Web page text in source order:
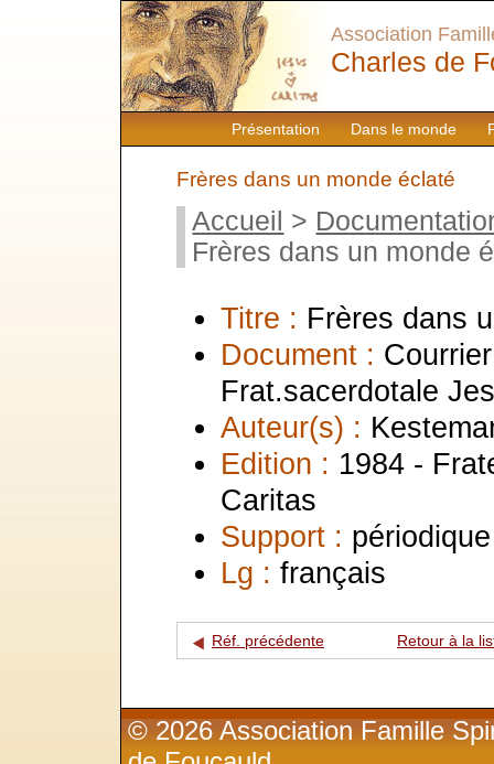
Présentation Dans le monde
Association
Charles de
Frères dans un monde éclaté
Accueil >
Frères dans un monde
Titre : Frères dans
Document :
Frat.sacerdotale
Auteur(s) :
Edition : 1984 -
Caritas
Support : périodique
Lg : français
Réf. précédente Retour à la
© 2026 Association Famille